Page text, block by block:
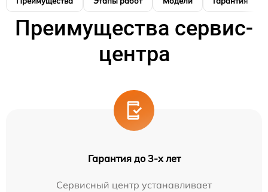
Преимущества сервис-
центра
Гарантия до 3-х лет
Сервисный центр устанавливает